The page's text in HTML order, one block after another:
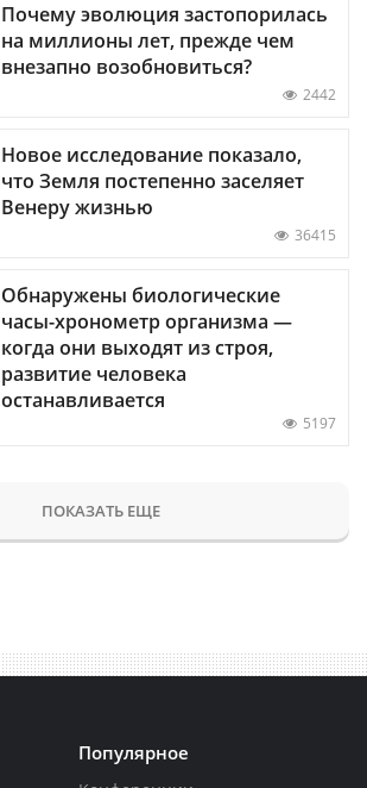
Почему эволюция застопорилась
на миллионы лет, прежде чем
внезапно возобновиться?
2442
Новое исследование показало,
что Земля постепенно заселяет
Венеру жизнью
36415
Обнаружены биологические
часы-хронометр организма —
когда они выходят из строя,
развитие человека
останавливается
5197
ПОКАЗАТЬ ЕЩЕ
Популярное